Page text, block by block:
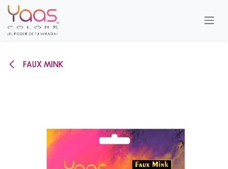
Ir al contenido
FAUX MINK